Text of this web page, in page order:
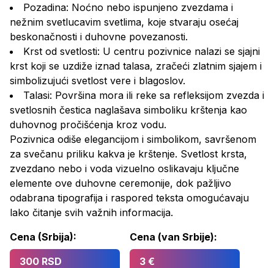
Pozadina: Noćno nebo ispunjeno zvezdama i
nežnim svetlucavim svetlima, koje stvaraju osećaj
beskonačnosti i duhovne povezanosti.
Krst od svetlosti: U centru pozivnice nalazi se sjajni
krst koji se uzdiže iznad talasa, zračeći zlatnim sjajem i
simbolizujući svetlost vere i blagoslov.
Talasi: Površina mora ili reke sa refleksijom zvezda i
svetlosnih čestica naglašava simboliku krštenja kao
duhovnog pročišćenja kroz vodu.
Pozivnica odiše elegancijom i simbolikom, savršenom
za svečanu priliku kakva je krštenje. Svetlost krsta,
zvezdano nebo i voda vizuelno oslikavaju ključne
elemente ove duhovne ceremonije, dok pažljivo
odabrana tipografija i raspored teksta omogućavaju
lako čitanje svih važnih informacija.
Cena (Srbija):
300 RSD
Cena (van Srbije):
3 €